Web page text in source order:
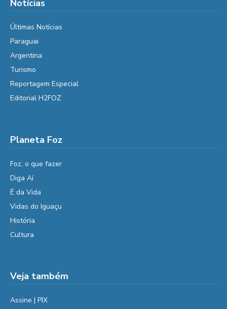
Notícias
Últimas Notícias
Paraguai
Argentina
Turismo
Reportagem Especial
Editorial H2FOZ
Planeta Foz
Foz, o que fazer
Diga Aí
É da Vida
Vidas do Iguaçu
História
Cultura
Veja também
Assine | PIX